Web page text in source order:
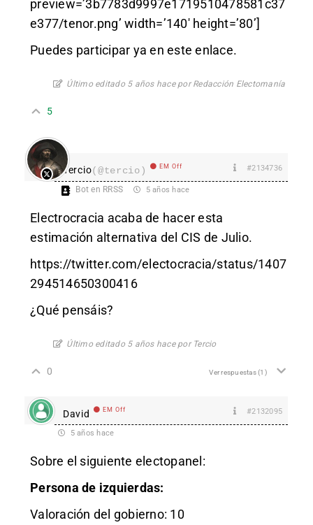
preview=’3b7783d9997e1719510478581c37
e377/tenor.png’ width=’140′ height=’80’]
Puedes participar ya en este enlace.
Último editado 5 años hace por Redacción Electomanía
5
Tercio(@tercio) EM Off #2134736
Bot en RRSS 5 años hace
Electrocracia acaba de hacer esta
estimación alternativa del CIS de Julio.
https://twitter.com/electocracia/status/1407
294514650300416
¿Qué pensáis?
Último editado 5 años hace por Tercio
0 Ver respuestas(1)
David EM Off #2132095
5 años hace
Sobre el siguiente electopanel:
Persona de izquierdas:
Valoración del gobierno: 10